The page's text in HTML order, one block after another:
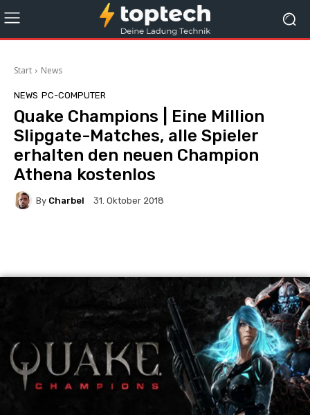
Start News
NEWS PC-COMPUTER
Quake Champions | Eine Million
Slipgate-Matches, alle Spieler
erhalten den neuen Champion
Athena kostenlos
By Charbel 31. Oktober 2018